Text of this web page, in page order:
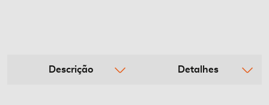
Descrição Detalhes